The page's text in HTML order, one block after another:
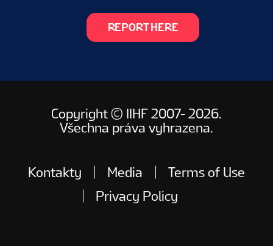
REPORT HERE
Copyright © IIHF 2007- 2026.
Všechna práva vyhrazena.
Kontakty Media
Terms of Use
Privacy Policy